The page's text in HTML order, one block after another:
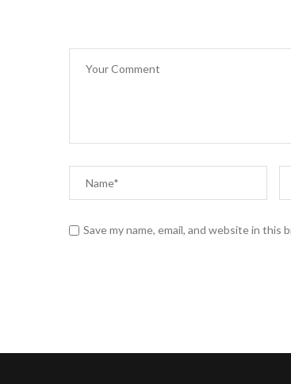
Save my name, email, and website in